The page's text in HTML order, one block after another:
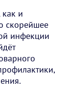
и
скорейшее
инфекции